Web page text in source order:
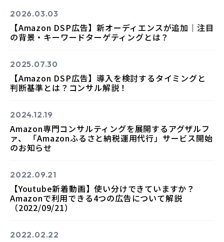
2026.03.03
【Amazon DSP広告】新オーディエンスが追加｜注目
の背景・キーワードターゲティングとは？
2025.07.30
【Amazon DSP広告】導入を検討するタイミングと
判断基準とは？コンサル解説！
2024.12.19
Amazon専門コンサルティングを展開するアグザルフ
ァ、 「Amazonふるさと納税運用代行」サービス開始
のお知らせ
2022.09.21
【Youtube新着動画】使い分けできていますか？
Amazonで利用できる4つの広告について解説
（2022/09/21）
2022.02.22